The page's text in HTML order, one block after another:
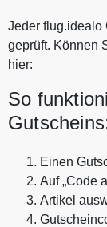
Jeder flug.idealo
geprüft. Können
hier:
So
Einen
Auf „Code
Artikel